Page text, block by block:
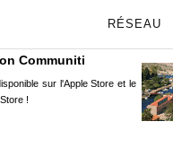
RÉSEAU
Communiti
sur l'Apple Store et le
!